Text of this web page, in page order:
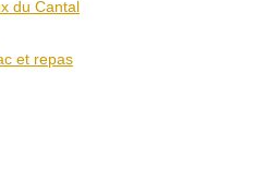
du Cantal
et repas